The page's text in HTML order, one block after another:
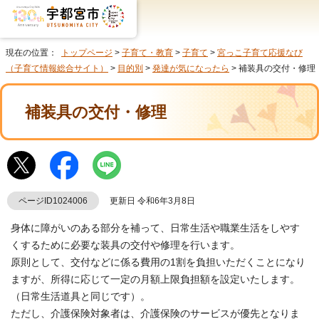
現在の位置： トップページ > 子育て・教育 > 子育て > 宮っこ子育て応援なび
（子育て情報総合サイト）
> 目的別 > 発達が気になったら > 補装具の交付・修理
補装具の交付・修理
ページID1024006 更新日 令和6年3月8日
身体に障がいのある部分を補って、日常生活や職業生活をしやす
くするために必要な装具の交付や修理を行います。
原則として、交付などに係る費用の1割を負担いただくことになり
ますが、所得に応じて一定の月額上限負担額を設定いたします。
（日常生活道具と同じです）。
ただし、介護保険対象者は、介護保険のサービスが優先となりま